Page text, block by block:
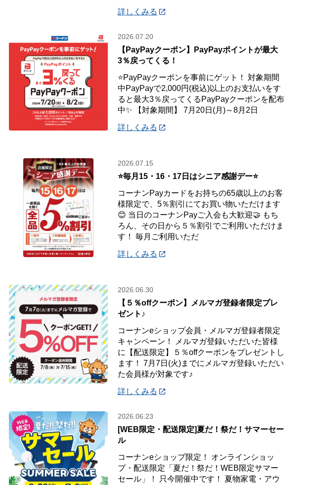
詳しくみる
2026.07.20
【PayPayクーポン】PayPayポイントが最大
3％戻ってくる！
⭐PayPayクーポンを事前にゲット！ 対象期間
中PayPayで2,000円(税込)以上のお支払いをす
ると最大3％戻ってくるPayPayクーポンを配布
中✨ 【対象期間】 7月20日(月)～8月2日
詳しくみる
2026.07.15
⭐毎月15・16・17日はシニア感謝デー⭐
コーナンPayカードをお持ちの65歳以上のお客
様限定で、5％割引にてお買い物いただけます
😊 当日のコーナンPayご入会も大歓迎🤝 もち
ろん、その日から５％割引でご利用いただけま
す！ 毎月ご利用いただ
詳しくみる
2026.06.30
【５％offクーポン】メルマガ登録者限定プレ
ゼント♪
コーナンeショップ会員・メルマガ登録者限定
キャンペーン！ メルマガ登録いただいた皆様
に【配送限定】５％offクーポンをプレゼントし
ます！ 7月7日(火)までにメルマガ登録いただい
た会員様が対象です♪
詳しくみる
2026.06.23
[WEB限定・配送限定]夏だ！祭だ！サマーセー
ル
コーナンeショップ限定！ オンラインショッ
プ・配送限定「夏だ！祭だ！WEB限定サマー
セール」！ 只今開催中です！ 夏物家電・アウ